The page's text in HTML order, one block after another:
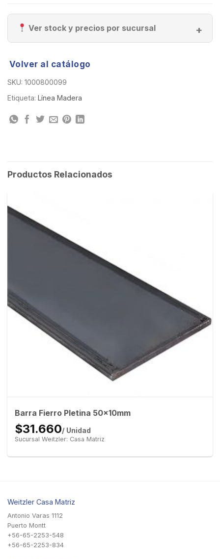
Ver stock y precios por sucursal
Volver al catálogo
SKU: 1000800099
Etiqueta: Línea Madera
Productos Relacionados
Barra Fierro Pletina 50x10mm
$31.660/ Unidad
Sucursal Weitzler: Casa Matriz
Weitzler Casa Matriz
Antonio Varas 1112
Puerto Montt
+56-65-2253-548
+56-65-2253-834